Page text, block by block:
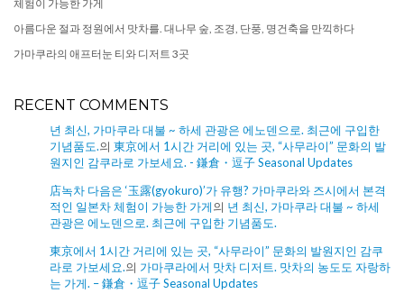
체험이 가능한 가게
아름다운 절과 정원에서 맛차를. 대나무 숲, 조경, 단풍, 명건축을 만끽하다
가마쿠라의 애프터눈 티와 디저트 3곳
RECENT COMMENTS
년 최신, 가마쿠라 대불 ~ 하세 관광은 에노덴으로. 최근에 구입한
기념품도.의 東京에서 1시간 거리에 있는 곳, “사무라이” 문화의 발
원지인 감쿠라로 가보세요. - 鎌倉・逗子 Seasonal Updates
店녹차 다음은 ‘玉露(gyokuro)’가 유행? 가마쿠라와 즈시에서 본격
적인 일본차 체험이 가능한 가게의 년 최신, 가마쿠라 대불 ~ 하세
관광은 에노덴으로. 최근에 구입한 기념품도.
東京에서 1시간 거리에 있는 곳, “사무라이” 문화의 발원지인 감쿠
라로 가보세요.의 가마쿠라에서 맛차 디저트. 맛차의 농도도 자랑하
는 가게. – 鎌倉・逗子 Seasonal Updates